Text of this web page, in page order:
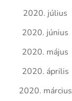
2020. július
2020. június
2020. május
2020. április
2020. március